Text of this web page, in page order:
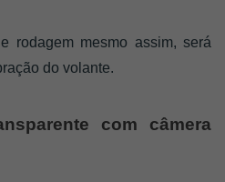
rodagem mesmo assim, será
do volante.
com câmera